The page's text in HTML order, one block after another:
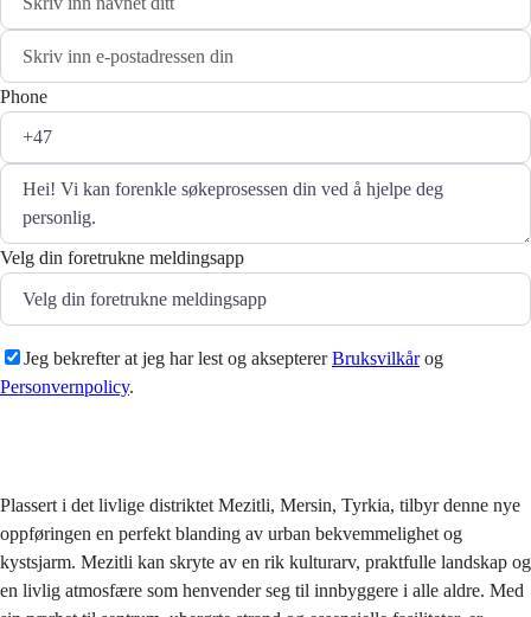
Phone
Velg din foretrukne meldingsapp
Jeg bekrefter at jeg har lest og akseptererBruksvilkårog
Personvernpolicy.
Plassert i det livlige distriktet Mezitli, Mersin, Tyrkia, tilbyr denne nye
oppføringen en perfekt blanding av urban bekvemmelighet og
kystsjarm. Mezitli kan skryte av en rik kulturarv, praktfulle landskap og
en livlig atmosfære som henvender seg til innbyggere i alle aldre. Med